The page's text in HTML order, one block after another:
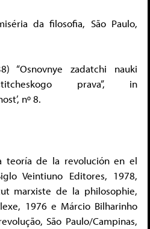
da filosofia, São Paulo,
“Osnovnye zadatchi nauki
prava”, in
nº 8.
teoría de la revolución en el
Veintiuno Editores, 1978,
marxiste de la philosophie,
1976 e Márcio Bilharinho
São Paulo/Campinas,